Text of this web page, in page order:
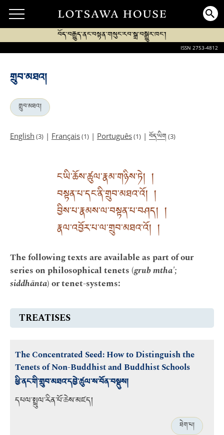
བོད་བརྒྱུད་ནང་བསྟན་གསུང་རབ་སྒྲ་བསྒྱུར་ཁང་།
ISSN 2753-4812
གྲུབ་མཐའ།
གྲུབ་མཐའ།
English (3) | Français(1) | Português(1) | བོད་ཡིག (3)
ང་ཡི་ཆོས་ཚུལ་རྣམ་གཉིས་ཏེ། །
བསྟན་པ་དང་ནི་གྲུབ་མཐའ་འོ། །
བྱིས་པ་རྣམས་ལ་བསྟན་པ་བཤད། །
རྣལ་འབྱོར་པ་ལ་གྲུབ་མཐའ་འོ། །
The following texts are available as part of our
series on philosophical tenets (grub mtha';
siddhānta) or tenet-systems:
TREATISES
The Concentrated Seed: How to Distinguish the
Tenets of Non-Buddhist and Buddhist Schools
ཕྱི་ནང་གི་གྲུབ་མཐའ་དབྱེ་ཚུལ་ས་བོན་བསྡུས།
དཔལ་སྤྲུལ་རིན་པོ་ཆེས་མཛད།
ཐེག་པ།